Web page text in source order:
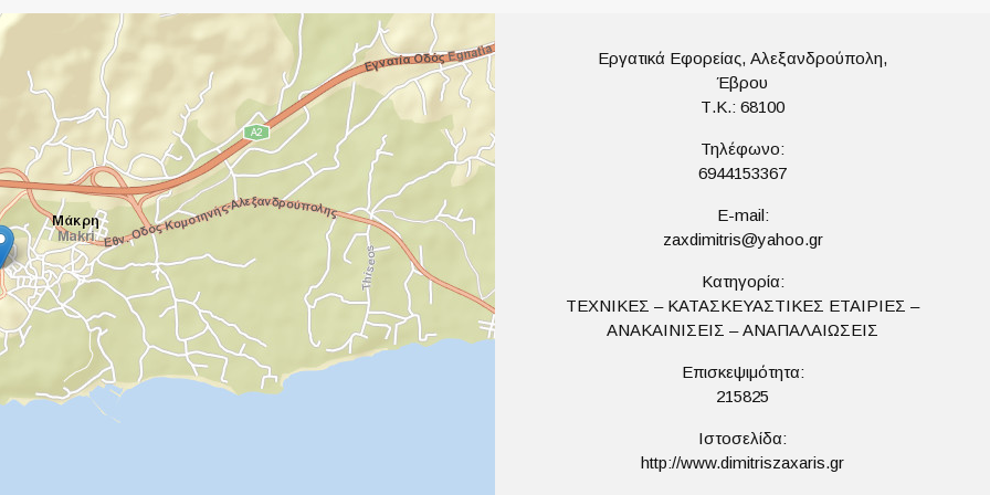
Εργατικά Εφορείας, Αλεξανδρούπολη,
Έβρου
Τ.Κ.: 68100
Τηλέφωνο:
6944153367
E-mail:
zaxdimitris@yahoo.gr
Κατηγορία:
ΤΕΧΝΙΚΕΣ – ΚΑΤΑΣΚΕΥΑΣΤΙΚΕΣ ΕΤΑΙΡΙΕΣ –
ΑΝΑΚΑΙΝΙΣΕΙΣ – ΑΝΑΠΑΛΑΙΩΣΕΙΣ
Επισκεψιμότητα:
215825
Ιστοσελίδα:
http://www.dimitriszaxaris.gr